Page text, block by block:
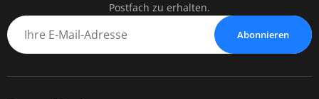
Postfach zu erhalten.
Abonnieren